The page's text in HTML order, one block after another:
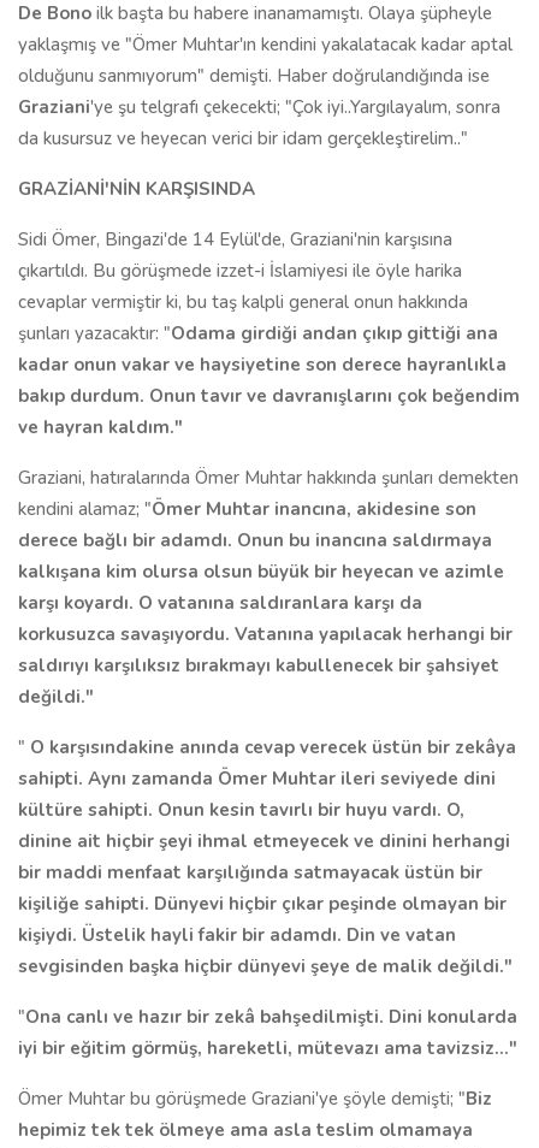
De Bono ilk başta bu habere inanamamıştı. Olaya şüpheyle
yaklaşmış ve "Ömer Muhtar'ın kendini yakalatacak kadar aptal
olduğunu sanmıyorum" demişti. Haber doğrulandığında ise
Graziani'ye şu telgrafı çekecekti; "Çok iyi..Yargılayalım, sonra
da kusursuz ve heyecan verici bir idam gerçekleştirelim.."
GRAZİANİ'NİN KARŞISINDA
Sidi Ömer, Bingazi'de 14 Eylül'de, Graziani'nin karşısına
çıkartıldı. Bu görüşmede izzet-i İslamiyesi ile öyle harika
cevaplar vermiştir ki, bu taş kalpli general onun hakkında
şunları yazacaktır: "Odama girdiği andan çıkıp gittiği ana
kadar onun vakar ve haysiyetine son derece hayranlıkla
bakıp durdum. Onun tavır ve davranışlarını çok beğendim
ve hayran kaldım."
Graziani, hatıralarında Ömer Muhtar hakkında şunları demekten
kendini alamaz; "Ömer Muhtar inancına, akidesine son
derece bağlı bir adamdı. Onun bu inancına saldırmaya
kalkışana kim olursa olsun büyük bir heyecan ve azimle
karşı koyardı. O vatanına saldıranlara karşı da
korkusuzca savaşıyordu. Vatanına yapılacak herhangi bir
saldırıyı karşılıksız bırakmayı kabullenecek bir şahsiyet
değildi."
" O karşısındakine anında cevap verecek üstün bir zekâya
sahipti. Aynı zamanda Ömer Muhtar ileri seviyede dini
kültüre sahipti. Onun kesin tavırlı bir huyu vardı. O,
dinine ait hiçbir şeyi ihmal etmeyecek ve dinini herhangi
bir maddi menfaat karşılığında satmayacak üstün bir
kişiliğe sahipti. Dünyevi hiçbir çıkar peşinde olmayan bir
kişiydi. Üstelik hayli fakir bir adamdı. Din ve vatan
sevgisinden başka hiçbir dünyevi şeye de malik değildi."
"Ona canlı ve hazır bir zekâ bahşedilmişti. Dini konularda
iyi bir eğitim görmüş, hareketli, mütevazı ama tavizsiz..."
Ömer Muhtar bu görüşmede Graziani'ye şöyle demişti; "Biz
hepimiz tek tek ölmeye ama asla teslim olmamaya